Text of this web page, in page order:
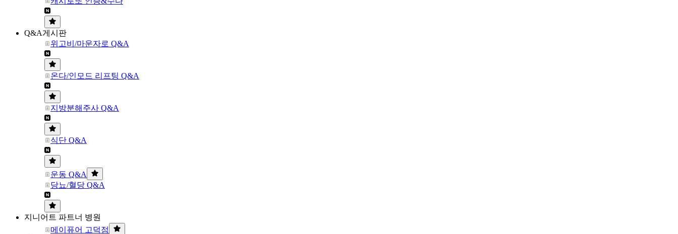
Q&A게시판
위고비/마운자로 Q&A
온다/인모드 리프팅 Q&A
지방분해주사 Q&A
식단 Q&A
운동 Q&A
당뇨/혈당 Q&A
지니어트 파트너 병원
메이퓨어 고덕점